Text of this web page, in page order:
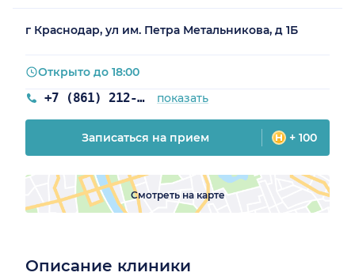
г Краснодар, ул им. Петра Метальникова, д 1Б
+7 (861) 212-06-24 показать
Открыто до 18:00
Записаться на прием + 100
Смотреть на карте
Описание клиники